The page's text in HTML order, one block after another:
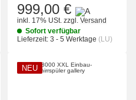
999,00 €
inkl. 17% USt. zzgl. Versand
Sofort verfügbar
Lieferzeit: 3 - 5 Werktage (LU)
NEU